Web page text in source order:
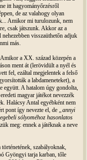
itt hagyományőrzésről
de az valahogy olyan
Amikor mi turulozunk, nem
csak játszunk. Akkor az a
visszaüthetőn adjuk
más.
a XX. század közepén a
ment át (lerövidült a nyél és
fel, ezáltal megjelentek a felső
a labdameneteket), a
együtt. A hatalom úgy gondolta,
magyar játékot nevezzék
Halácsy Antal egyébként nem
pont így nevezte el, de
„annyi
sólyoméhoz hasonlatos
meg: ennek a játéknak a neve
szabályoknak,
Gyöngyi tarja karban, tőle